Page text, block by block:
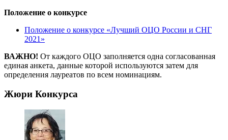
Положение о конкурсе
Положение о конкурсе «Лучший ОЦО России и СНГ
2021»
ВАЖНО! От каждого ОЦО заполняется одна согласованная
единая анкета, данные которой используются затем для
определения лауреатов по всем номинациям.
Жюри Конкурса